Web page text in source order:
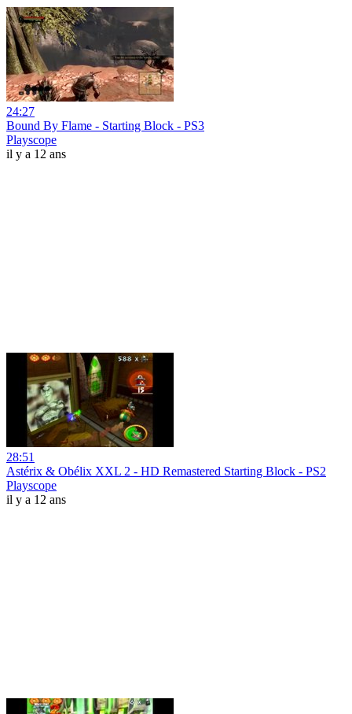
24:27
Bound By Flame - Starting Block - PS3
Playscope
il y a 12 ans
28:51
Astérix & Obélix XXL 2 - HD Remastered Starting Block - PS2
Playscope
il y a 12 ans